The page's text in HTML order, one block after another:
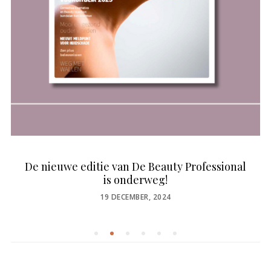
De nieuwe editie van De Beauty Professional
is onderweg!
POSTED
19 DECEMBER, 2024